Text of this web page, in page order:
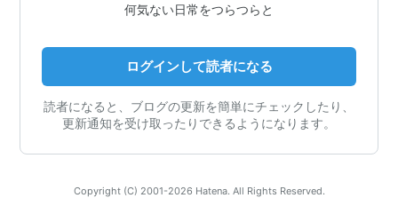
何気ない日常をつらつらと
ログインして読者になる
読者になると、ブログの更新を簡単にチェックしたり、
更新通知を受け取ったりできるようになります。
Copyright (C) 2001-2026 Hatena. All Rights Reserved.